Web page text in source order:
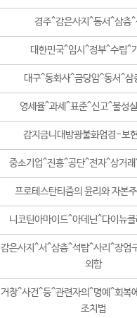
경주^감은사지^동서^삼층
대한민국^임시^정부^수립^
대구^동화사^금당암^동서^삼
영세율^과세^표준^신고^불성
감지금니대방광불화엄경-보
중소기업^진흥^공단^전자^상거
프로테스탄티즘의 윤리와 자본
니코틴아마이드^아데닌^다이뉴
감은사지^서^삼층^석탑^사리^장엄
외함
거창^사건^등^관련자의^명예^회복
조치법